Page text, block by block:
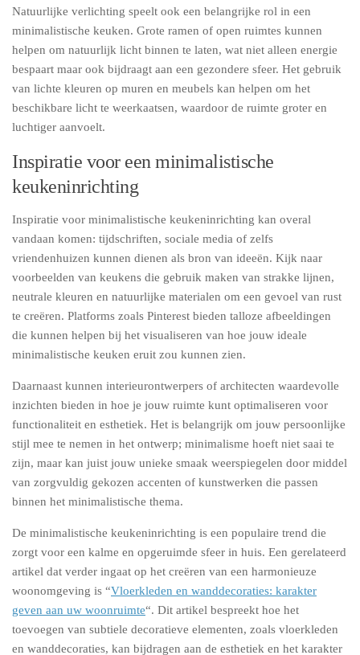
Natuurlijke verlichting speelt ook een belangrijke rol in een
minimalistische keuken. Grote ramen of open ruimtes kunnen
helpen om natuurlijk licht binnen te laten, wat niet alleen energie
bespaart maar ook bijdraagt aan een gezondere sfeer. Het gebruik
van lichte kleuren op muren en meubels kan helpen om het
beschikbare licht te weerkaatsen, waardoor de ruimte groter en
luchtiger aanvoelt.
Inspiratie voor een minimalistische
keukeninrichting
Inspiratie voor minimalistische keukeninrichting kan overal
vandaan komen: tijdschriften, sociale media of zelfs
vriendenhuizen kunnen dienen als bron van ideeën. Kijk naar
voorbeelden van keukens die gebruik maken van strakke lijnen,
neutrale kleuren en natuurlijke materialen om een gevoel van rust
te creëren. Platforms zoals Pinterest bieden talloze afbeeldingen
die kunnen helpen bij het visualiseren van hoe jouw ideale
minimalistische keuken eruit zou kunnen zien.
Daarnaast kunnen interieurontwerpers of architecten waardevolle
inzichten bieden in hoe je jouw ruimte kunt optimaliseren voor
functionaliteit en esthetiek. Het is belangrijk om jouw persoonlijke
stijl mee te nemen in het ontwerp; minimalisme hoeft niet saai te
zijn, maar kan juist jouw unieke smaak weerspiegelen door middel
van zorgvuldig gekozen accenten of kunstwerken die passen
binnen het minimalistische thema.
De minimalistische keukeninrichting is een populaire trend die
zorgt voor een kalme en opgeruimde sfeer in huis. Een gerelateerd
artikel dat verder ingaat op het creëren van een harmonieuze
woonomgeving is “Vloerkleden en wanddecoraties: karakter
geven aan uw woonruimte“. Dit artikel bespreekt hoe het
toevoegen van subtiele decoratieve elementen, zoals vloerkleden
en wanddecoraties, kan bijdragen aan de esthetiek en het karakter